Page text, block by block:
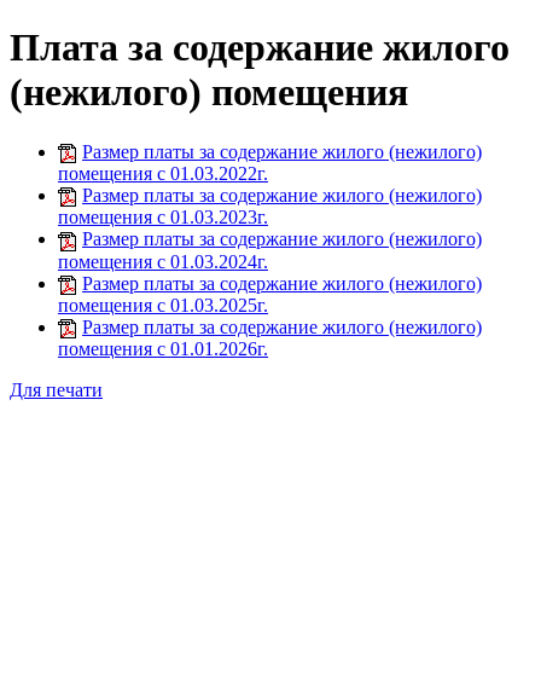
Плата за содержание жилого
(нежилого) помещения
Размер платы за содержание жилого (нежилого)
помещения с 01.03.2022г.
Размер платы за содержание жилого (нежилого)
помещения с 01.03.2023г.
Размер платы за содержание жилого (нежилого)
помещения с 01.03.2024г.
Размер платы за содержание жилого (нежилого)
помещения с 01.03.2025г.
Размер платы за содержание жилого (нежилого)
помещения с 01.01.2026г.
Для печати